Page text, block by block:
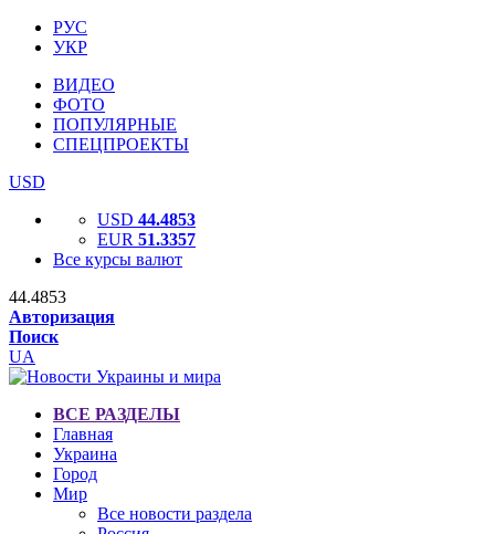
РУС
УКР
ВИДЕО
ФОТО
ПОПУЛЯРНЫЕ
СПЕЦПРОЕКТЫ
USD
USD 44.4853
EUR 51.3357
Все курсы валют
44.4853
Авторизация
Поиск
UA
ВСЕ РАЗДЕЛЫ
Главная
Украина
Город
Мир
Все новости раздела